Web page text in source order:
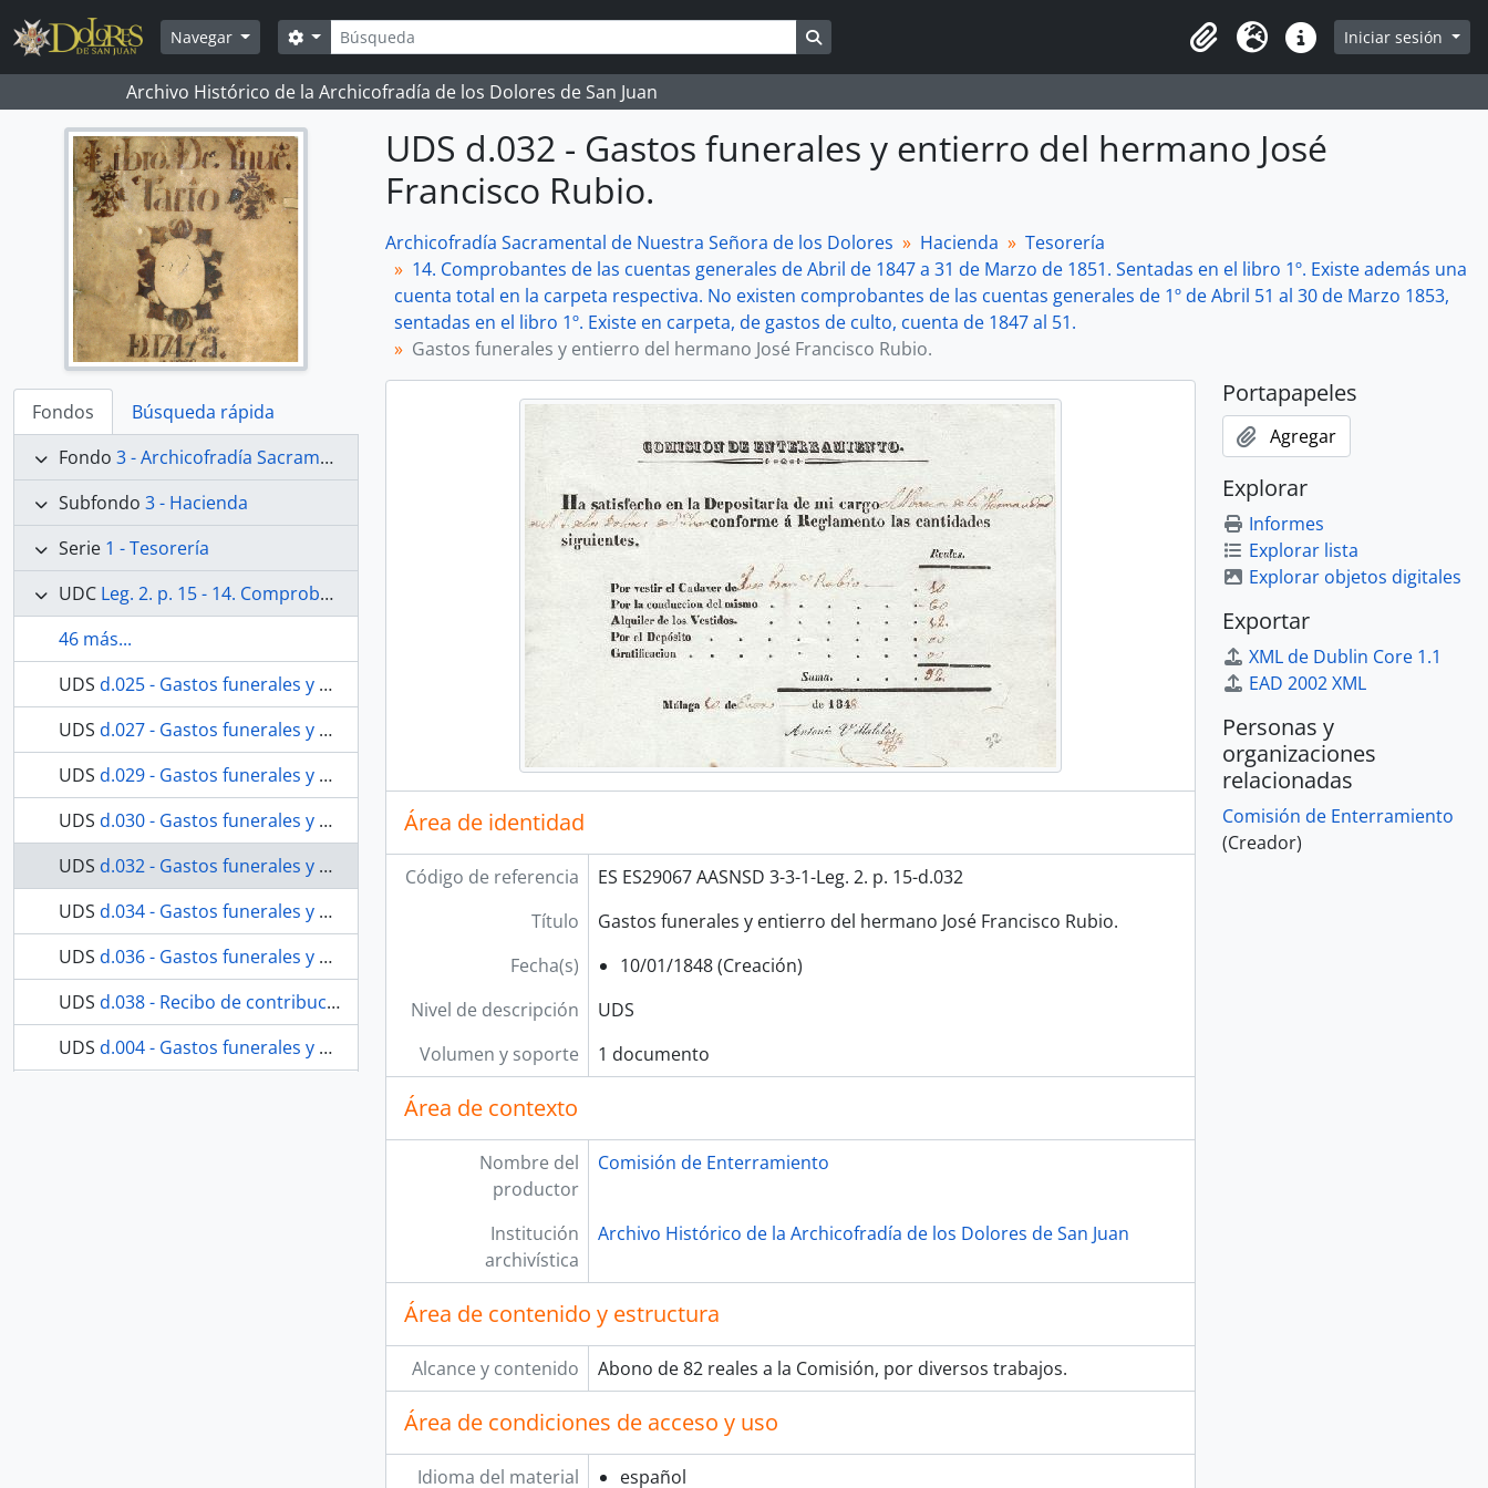
Skip to main content
Navegar
Búsqueda
Search options Search in browse page
Portapapeles
Idioma Enlaces rápidos
Iniciar sesión
Archivo Histórico de la Archicofradía de los Dolores de San Juan
Fondos
Búsqueda rápida
Fondo 3 - Archicofradía Sacramental de Nuestra Señora de los Dolores
Subfondo 3 - Hacienda
Serie 1 - Tesorería
UDC Leg. 2. p. 15 - 14. Comprobantes de las cuentas generales de Abril de 1847 a 31 de Marzo de 1851. Sentadas en el libro 1º. Existe además una cuenta total en la carpeta respectiva. No existen comprobantes de las cuentas generales de 1º de Abril 51 al 30 de Marzo 1853, sentadas en el libro 1º. Existe en carpeta, de gastos de culto, cuenta de 1847 al 51.
46 más...
UDS d.025 - Gastos funerales y entierro del hermano y Presbíero Guillermo Moreno y Galindo.
UDS d.027 - Gastos funerales y entierro del hermano y Presbíero Guillermo Moreno y Galindo.
UDS d.029 - Gastos funerales y entierro del hermano José Francisco Rubio.
UDS d.030 - Gastos funerales y entierro del hermano José Francisco Rubio.
UDS d.032 - Gastos funerales y entierro del hermano José Francisco Rubio.
UDS d.034 - Gastos funerales y entierro del hermano José Francisco Rubio.
UDS d.036 - Gastos funerales y entierro del hermano José Francisco Rubio.
UDS d.038 - Recibo de contribución
UDS d.004 - Gastos funerales y entierro de la hermana Ana María Fernández.
UDS d.032 - Gastos funerales y entierro del hermano José
Francisco Rubio.
Archicofradía Sacramental de Nuestra Señora de los Dolores Hacienda
Tesorería
14. Comprobantes de las cuentas generales de Abril de 1847 a 31 de Marzo de 1851. Sentadas en el libro 1º. Existe además una
cuenta total en la carpeta respectiva. No existen comprobantes de las cuentas generales de 1º de Abril 51 al 30 de Marzo 1853,
sentadas en el libro 1º. Existe en carpeta, de gastos de culto, cuenta de 1847 al 51.
Gastos funerales y entierro del hermano José Francisco Rubio.
Área de identidad
Código de referencia
ES ES29067 AASNSD 3-3-1-Leg. 2. p. 15-d.032
Título
Gastos funerales y entierro del hermano José Francisco Rubio.
Fecha(s)
10/01/1848 (Creación)
Nivel de descripción
UDS
Volumen y soporte
1 documento
Área de contexto
Nombre del
productor
Comisión de Enterramiento
Institución
archivística
Archivo Histórico de la Archicofradía de los Dolores de San Juan
Área de contenido y estructura
Alcance y contenido Abono de 82 reales a la Comisión, por diversos trabajos.
Área de condiciones de acceso y uso
Idioma del material español
Portapapeles
Agregar
Explorar
Informes
Explorar lista
Explorar objetos digitales
Exportar
XML de Dublin Core 1.1
EAD 2002 XML
Personas y
organizaciones
relacionadas
Comisión de Enterramiento
(Creador)